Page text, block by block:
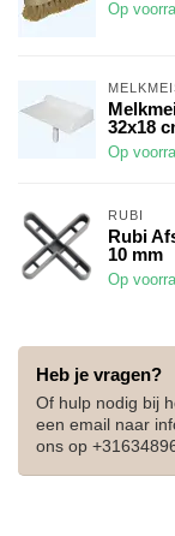
Op
32x18
Op
RUBI
Rubi
10 mm
Op
Heb je vragen?
Of hulp nodig bij
een email naar
ons op